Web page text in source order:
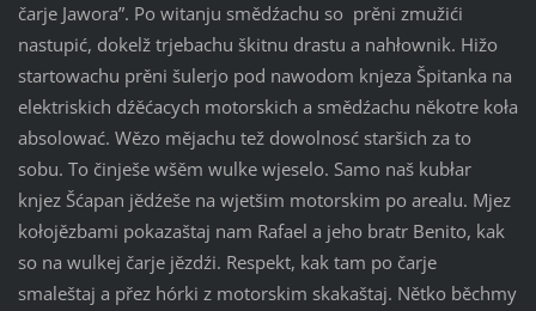
čarje Jawora”. Po witanju smědźachu so prěni zmužići
nastupić, dokelž trjebachu škitnu drastu a nahłownik. Hižo
startowachu prěni šulerjo pod nawodom knjeza Špitanka na
elektriskich dźěćacych motorskich a smědźachu někotre koła
absolować. Wězo mějachu tež dowolnosć staršich za to
sobu. To činješe wšěm wulke wjeselo. Samo naš kubłar
knjez Šćapan jědźeše na wjetšim motorskim po arealu. Mjez
kołojězbami pokazaštaj nam Rafael a jeho bratr Benito, kak
so na wulkej čarje jězdźi. Respekt, kak tam po čarje
smaleštaj a přez hórki z motorskim skakaštaj. Nětko běchmy